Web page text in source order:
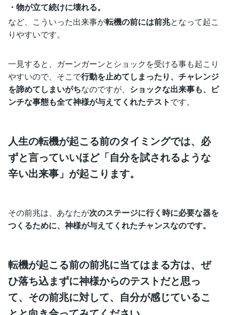
・物が立て続けに壊れる。
など、こういった出来事が転機の前には前兆となって起こ
りやすいです。
一見すると、ガーンガーンとショックを受ける事も起こり
やすいので、そこで行動を止めてしまったり、チャレンジ
を諦めてしまいがちなのですが、 ショックな出来事も、ピ
ンチな事態も全て神様が与えてくれたテストです。
人生の転機が起こる前のタイミングでは、必
ずと言っていいほど「自分を試されるような
辛い出来事」が起こります。
その前兆は、あなたが次のステージに行く時に必要な器を
つくるために、神様が与えてくれたチャンスなのです。
転機が起こる前の前兆に当てはまる方は、ぜ
ひ落ち込まずに神様からのテストだと思っ
て、その前兆に対して、自分が感じているこ